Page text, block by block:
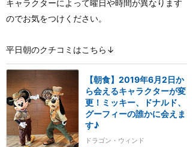
キャラクターによって曜日や時間が異なります
のでお気をつけください。
平日朝のクチコミはこちら↓
【朝食】2019年6月2日か
ら会えるキャラクターが変
更！ミッキー、ドナルド、
グーフィーの誰かに会えま
す♪
ドラゴン・ウィンド